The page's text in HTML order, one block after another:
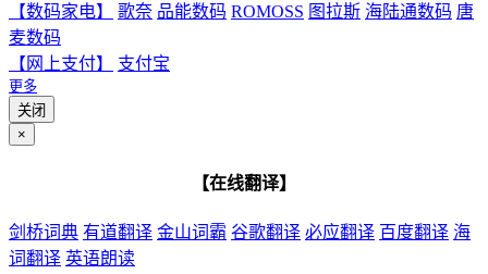
【数码家电】
歌奈 品能数码 ROMOSS 图拉斯 海陆通数码 唐
麦数码
【网上支付】
支付宝
更多
关闭
×
【在线翻译】
剑桥词典 有道翻译 金山词霸 谷歌翻译 必应翻译 百度翻译 海
词翻译 英语朗读